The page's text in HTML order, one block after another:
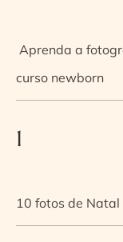
Aprenda a
curso newborn
1
10 fotos de Natal